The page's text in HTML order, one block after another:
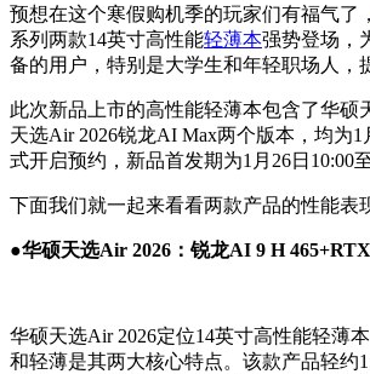
预想在这个寒假购机季的玩家们有福气了，
系列两款14英寸高性能轻薄本强势登场，
备的用户，特别是大学生和年轻职场人，
此次新品上市的高性能轻薄本包含了华硕
天选Air 2026锐龙AI Max两个版本，均为1
式开启预约，新品首发期为1月26日10:00至
下面我们就一起来看看两款产品的性能表
●华硕天选Air 2026：锐龙AI 9 H
华硕天选Air 2026定位14英寸高性能轻薄
和轻薄是其两大核心特点。该款产品轻约